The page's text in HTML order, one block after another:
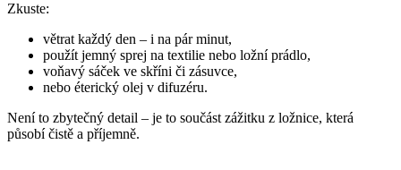
Zkuste:
větrat každý den – i na pár minut,
použít jemný sprej na textilie nebo ložní prádlo,
voňavý sáček ve skříni či zásuvce,
nebo éterický olej v difuzéru.
Není to zbytečný detail – je to součást zážitku z ložnice, která
působí čistě a příjemně.